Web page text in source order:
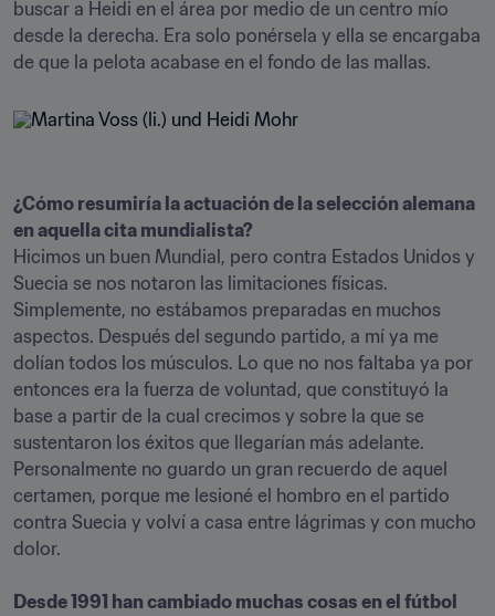
buscar a Heidi en el área por medio de un centro mío
desde la derecha. Era solo ponérsela y ella se encargaba
¿Cómo resumiría la actuación de la selección alemana
en aquella cita mundialista?
Hicimos un buen Mundial, pero contra Estados Unidos y
Suecia se nos notaron las limitaciones físicas.
Simplemente, no estábamos preparadas en muchos
aspectos. Después del segundo partido, a mí ya me
dolían todos los músculos. Lo que no nos faltaba ya por
entonces era la fuerza de voluntad, que constituyó la
base a partir de la cual crecimos y sobre la que se
sustentaron los éxitos que llegarían más adelante.
Personalmente no guardo un gran recuerdo de aquel
certamen, porque me lesioné el hombro en el partido
contra Suecia y volví a casa entre lágrimas y con mucho
dolor.
Desde 1991 han cambiado muchas cosas en el fútbol